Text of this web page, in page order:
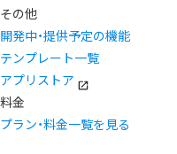
その他
開発中・提供予定の機能
テンプレート一覧
アプリストア
料金
プラン・料金一覧を見る